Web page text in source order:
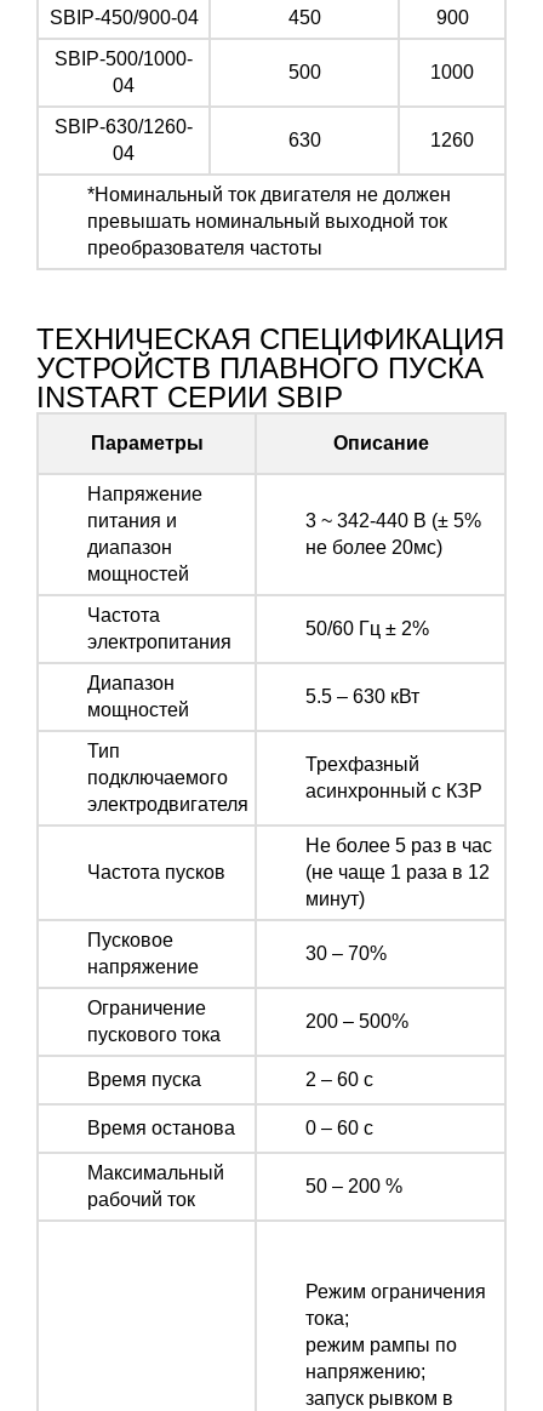
SBIP-450/900-04 450
900
SBIP-500/1000-
04
500 1000
SBIP-630/1260-
04
630 1260
*Номинальный ток двигателя не должен
превышать номинальный выходной ток
преобразователя частоты
ТЕХНИЧЕСКАЯ СПЕЦИФИКАЦИЯ
УСТРОЙСТВ ПЛАВНОГО ПУСКА
INSTART СЕРИИ SBIP
Параметры Описание
Напряжение
питания и
диапазон
мощностей
3 ~ 342-440 В (± 5%
не более 20мс)
Частота
электропитания
50/60 Гц ± 2%
Диапазон
мощностей
5.5 – 630 кВт
Тип
подключаемого
электродвигателя
Трехфазный
асинхронный с КЗР
Частота пусков
Не более 5 раз в час
(не чаще 1 раза в 12
минут)
Пусковое
напряжение
30 – 70%
Ограничение
пускового тока
200 – 500%
Время пуска 2 – 60 с
Время останова 0 – 60 с
Максимальный
рабочий ток
50 – 200 %
Режим ограничения
тока;
режим рампы по
напряжению;
запуск рывком в